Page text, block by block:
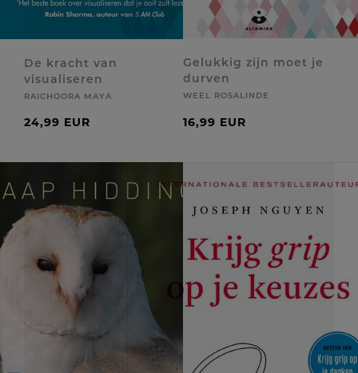
De kracht van
visualiseren
RAICHOORA MAYA
24,99 EUR
Gelukkig zijn moet je
durven
WEEL ROSALINDE
16,99 EUR